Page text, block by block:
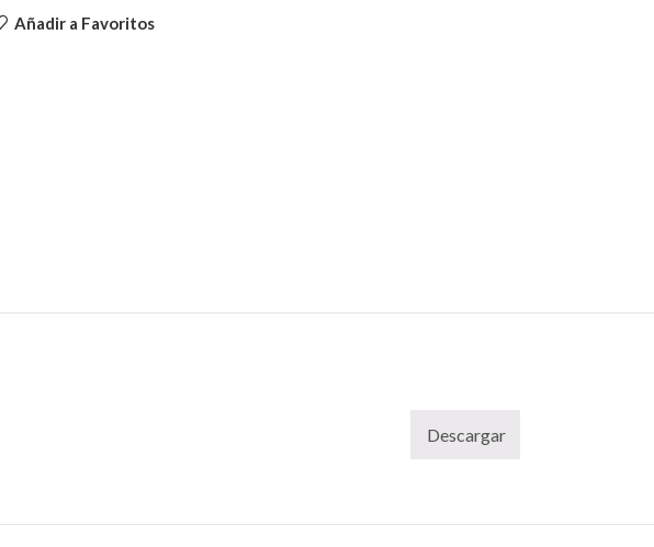
Añadir a Favoritos
Descargar